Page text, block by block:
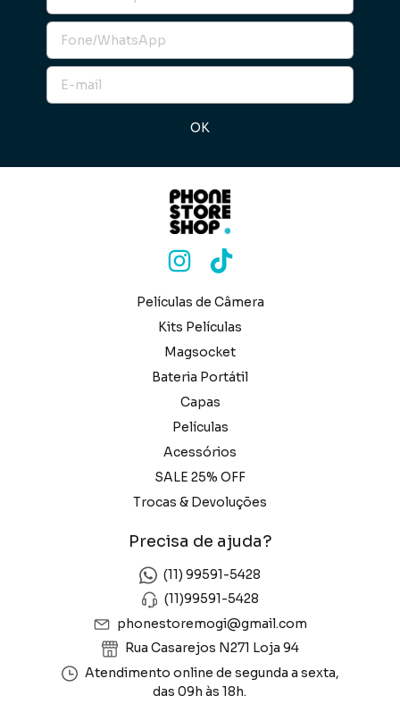
Películas de Câmera
Kits Películas
Magsocket
Bateria Portátil
Capas
Películas
Acessórios
SALE 25% OFF
Trocas & Devoluções
Precisa de ajuda?
(11) 99591-5428
(11)99591-5428
phonestoremogi@gmail.com
Rua Casarejos N271 Loja 94
Atendimento online de segunda a sexta,
das 09h às 18h.